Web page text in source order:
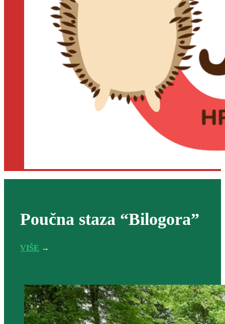
Poučna staza “Bilogora”
VIŠE →